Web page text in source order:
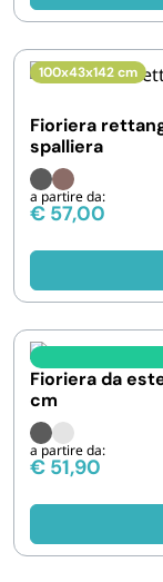
100x43x142 cm
Fioriera
spalliera
a partire da:
€ 57,00
Fioriera da
cm
a partire da:
€ 51,90